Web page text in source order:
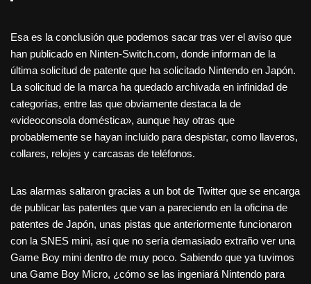
Esa es la conclusión que podemos sacar tras ver el aviso que
han publicado en Ninten-Switch.com, donde informan de la
última solicitud de patente que ha solicitado Nintendo en Japón.
La solicitud de la marca ha quedado archivada en infinidad de
categorías, entre las que obviamente destaca la de
«videoconsola doméstica», aunque hay otras que
probablemente se hayan incluido para despistar, como llaveros,
collares, relojes y carcasas de teléfonos.
Las alarmas saltaron gracias a un bot de Twitter que se encarga
de publicar las patentes que van a pareciendo en la oficina de
patentes de Japón, unas pistas que anteriormente funcionaron
con la SNES mini, así que no sería demasiado extraño ver una
Game Boy mini dentro de muy poco. Sabiendo que ya tuvimos
una Game Boy Micro, ¿cómo se las ingeniará Nintendo para